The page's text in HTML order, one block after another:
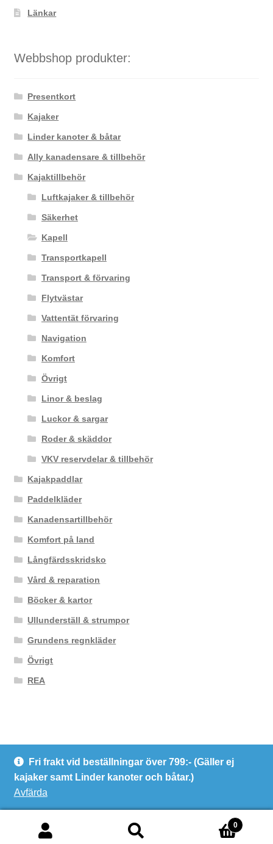
Fri frakt vid beställningar över 799:- (Gäller ej
kajaker samt Linder kanoter och båtar.)
Avfärda
Länkar
Webbshop produkter:
Presentkort
Kajaker
Linder kanoter & båtar
Ally kanadensare & tillbehör
Kajaktillbehör
Luftkajaker & tillbehör
Säkerhet
Kapell
Transportkapell
Transport & förvaring
Flytvästar
Vattentät förvaring
Navigation
Komfort
Övrigt
Linor & beslag
Luckor & sargar
Roder & skäddor
VKV reservdelar & tillbehör
Kajakpaddlar
Paddelkläder
Kanadensartillbehör
Komfort på land
Långfärdsskridsko
Vård & reparation
Böcker & kartor
Ullunderställ & strumpor
Grundens regnkläder
Övrigt
REA
© Kanotcentrum Göteborg AB
Integritetspolicy
0